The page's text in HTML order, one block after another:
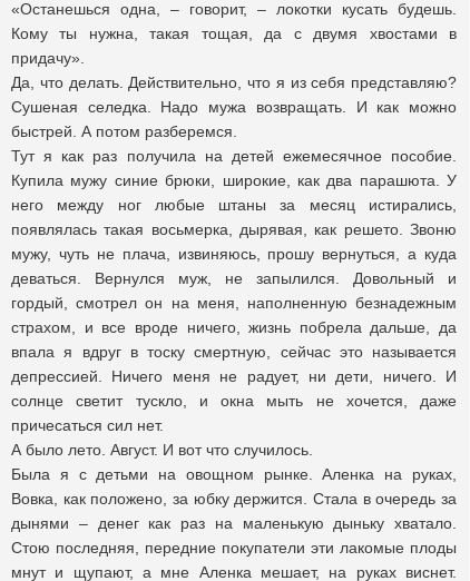
«Останешься одна, – говорит, – локотки кусать будешь.
Кому ты нужна, такая тощая, да с двумя хвостами в
придачу».
Да, что делать. Действительно, что я из себя представляю?
Сушеная селедка. Надо мужа возвращать. И как можно
быст­рей. А потом разберемся.
Тут я как раз получила на детей ежемесячное пособие.
Купила мужу синие брюки, широкие, как два парашюта. У
него между ног любые штаны за месяц истирались,
появлялась такая восьмерка, дырявая, как решето. Звоню
мужу, чуть не плача, извиняюсь, прошу вернуться, а куда
деваться. Вернулся муж, не запылился. Довольный и
гордый, смотрел он на меня, наполненную безнадежным
страхом, и все вроде ничего, жизнь побрела дальше, да
впала я вдруг в тоску смертную, сейчас это называется
депрессией. Ничего меня не радует, ни дети, ничего. И
солнце светит тускло, и окна мыть не хочется, даже
причесаться сил нет.
А было лето. Август. И вот что случилось.
Была я с детьми на овощном рынке. Аленка на руках,
Вовка, как положено, за юбку держится. Стала в очередь за
дынями – денег как раз на маленькую дыньку хватало.
Стою последняя, передние покупатели эти лакомые плоды
мнут и щупают, а мне Аленка мешает, на руках виснет.